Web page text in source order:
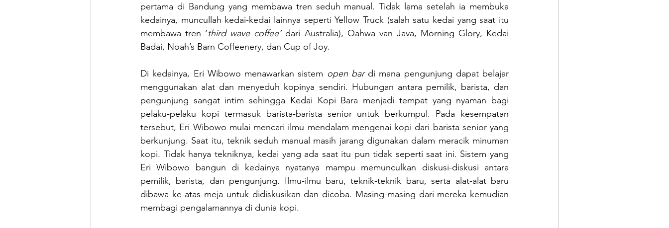
pertama di Bandung yang membawa tren seduh manual. Tidak lama setelah ia membuka
kedainya, muncullah kedai-kedai lainnya seperti Yellow Truck (salah satu kedai yang saat itu
membawa tren ‘third wave coffee’ dari Australia), Qahwa van Java, Morning Glory, Kedai
Badai, Noah’s Barn Coffeenery, dan Cup of Joy.
Di kedainya, Eri Wibowo menawarkan sistem open bar di mana pengunjung dapat belajar
menggunakan alat dan menyeduh kopinya sendiri. Hubungan antara pemilik, barista, dan
pengunjung sangat intim sehingga Kedai Kopi Bara menjadi tempat yang nyaman bagi
pelaku-pelaku kopi termasuk barista-barista senior untuk berkumpul. Pada kesempatan
tersebut, Eri Wibowo mulai mencari ilmu mendalam mengenai kopi dari barista senior yang
berkunjung. Saat itu, teknik seduh manual masih jarang digunakan dalam meracik minuman
kopi. Tidak hanya tekniknya, kedai yang ada saat itu pun tidak seperti saat ini. Sistem yang
Eri Wibowo bangun di kedainya nyatanya mampu memunculkan diskusi-diskusi antara
pemilik, barista, dan pengunjung. Ilmu-ilmu baru, teknik-teknik baru, serta alat-alat baru
dibawa ke atas meja untuk didiskusikan dan dicoba. Masing-masing dari mereka kemudian
membagi pengalamannya di dunia kopi.